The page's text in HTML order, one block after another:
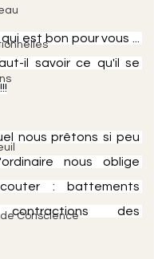
Conscience
est bon pour vous ...
il savoir ce qu'il se
nous prêtons si peu
nous oblige
: battements
contractions des